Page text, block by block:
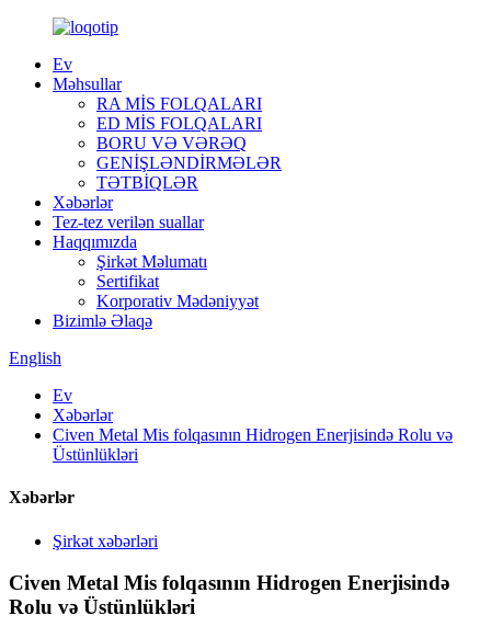
Ev
Məhsullar
RA MİS FOLQALARI
ED MİS FOLQALARI
BORU VƏ VƏRƏQ
GENİŞLƏNDİRMƏLƏR
TƏTBİQLƏR
Xəbərlər
Tez-tez verilən suallar
Haqqımızda
Şirkət Məlumatı
Sertifikat
Korporativ Mədəniyyət
Bizimlə Əlaqə
English
Ev
Xəbərlər
Civen Metal Mis folqasının Hidrogen Enerjisində Rolu və
Üstünlükləri
Xəbərlər
Şirkət xəbərləri
Civen Metal Mis folqasının Hidrogen Enerjisində
Rolu və Üstünlükləri